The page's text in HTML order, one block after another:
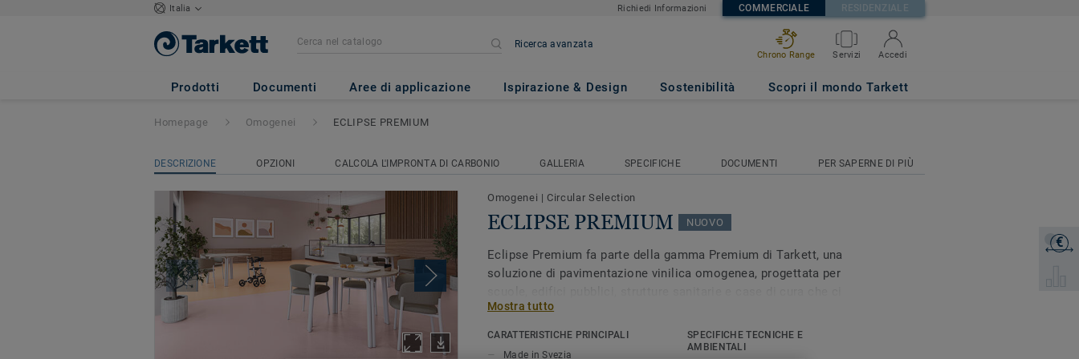
Italia Richiedi Informazioni COMMERCIALE RESIDENZIALE
Ricerca avanzata
Chrono Range Servizi Accedi
Prodotti Documenti Aree di applicazione Ispirazione & Design Sostenibilità Scopri il mondo Tarkett
ECLIPSE PREMIUM
€
Ottieni
Homepage Omogenei ECLIPSE PREMIUM
DESCRIZIONE OPZIONI CALCOLA L'IMPRONTA DI CARBONIO GALLERIA SPECIFICHE DOCUMENTI PER SAPERNE DI PIÙ
Omogenei | Circular Selection
ECLIPSE PREMIUM NUOVO
Eclipse Premium fa parte della gamma Premium di Tarkett, una
soluzione di pavimentazione vinilica omogenea, progettata per
nutrono e ci proteggono per tutta la vita.
Mostra tutto
CARATTERISTICHE PRINCIPALI
Made in Svezia
SPECIFICHE TECNICHE E
AMBIENTALI